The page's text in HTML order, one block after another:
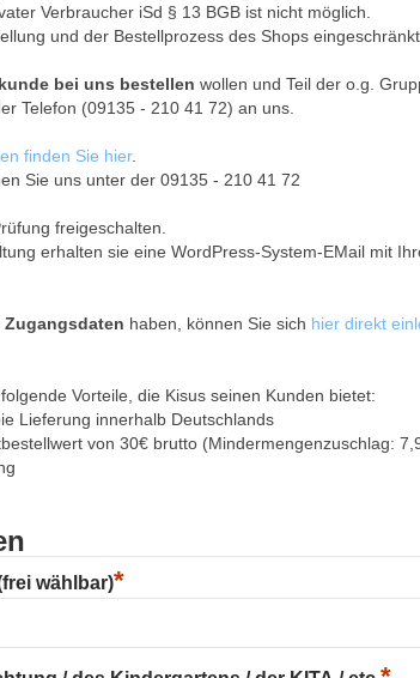
Verbraucher iSd § 13 BGB ist nicht möglich.
und der Bestellprozess des Shops
bei uns bestellen wollen und Teil der o.g.
Telefon (09135 - 210 41 72) an uns.
finden Sie hier.
Sie uns unter der 09135 - 210 41 72
freigeschalten.
erhalten sie eine WordPress-System-EMail mit
Zugangsdaten haben, können Sie sich hier direkt
Vorteile, die Kisus seinen Kunden bietet:
Lieferung innerhalb Deutschlands
von 30€ brutto (Mindermengenzuschlag:
wählbar)*